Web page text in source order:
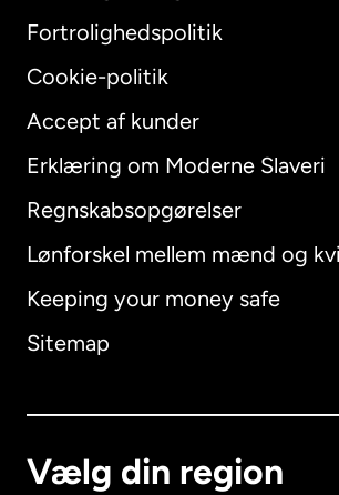
Fortrolighedspolitik
Cookie-politik
Accept af kunder
Erklæring om Moderne Slaveri
Regnskabsopgørelser
Lønforskel mellem mænd og
Keeping your money safe
Sitemap
Vælg din region
International English
Australien